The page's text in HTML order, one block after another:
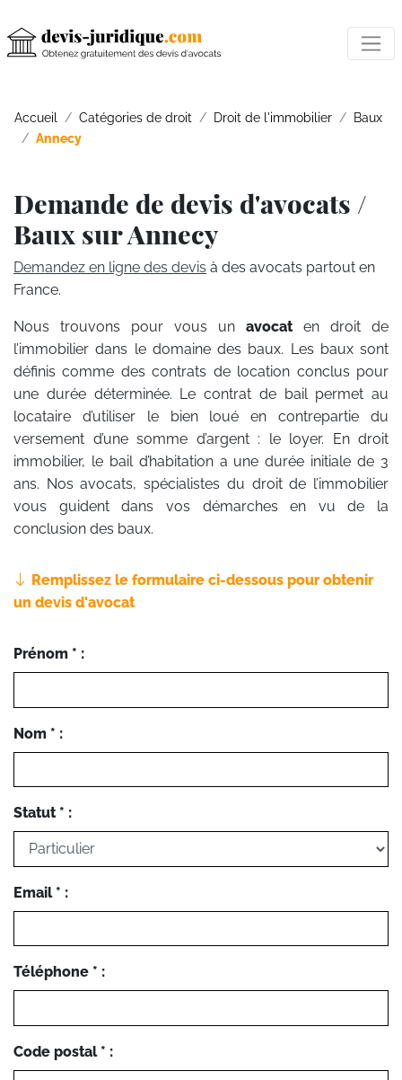
Accueil Catégories de droit Droit de l'immobilier
Baux
Annecy
Demande de devis d'avocats /
Baux sur Annecy
Demandez en ligne des devis à des avocats partout en
France.
Nous trouvons pour vous un avocat en droit de
l’immobilier dans le domaine des baux. Les baux sont
définis comme des contrats de location conclus pour
une durée déterminée. Le contrat de bail permet au
locataire d’utiliser le bien loué en contrepartie du
versement d’une somme d’argent : le loyer. En droit
immobilier, le bail d’habitation a une durée initiale de 3
ans. Nos avocats, spécialistes du droit de l’immobilier
vous guident dans vos démarches en vu de la
conclusion des baux.
Remplissez le formulaire ci-dessous pour obtenir
un devis d'avocat
Prénom * :
Nom * :
Statut * :
Email * :
Téléphone * :
Code postal * :